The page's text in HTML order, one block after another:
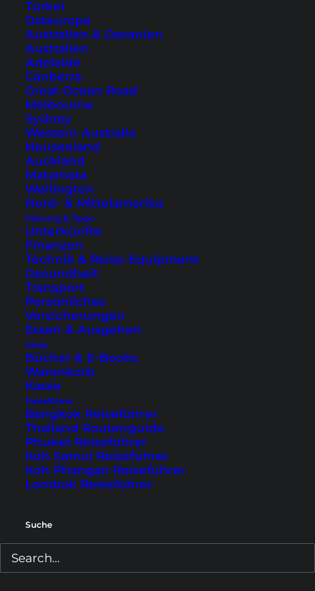
Türkei
Osteuropa
Australien & Ozeanien
Australien
Adelaide
Canberra
Great Ocean Road
Melbourne
Sydney
Western Australia
Neuseeland
Auckland
Matamata
Wellington
Nord- & Mittelamerika
Planung & Tipps
Unterkünfte
Finanzen
Technik & Reise-Equipment
Gesundheit
Transport
Persönliches
Versicherungen
Essen & Ausgehen
Shop
Bücher & E-Books
Warenkorb
Kasse
Reiseführer
Bangkok Reiseführer
Thailand Routenguide
Phuket Reiseführer
Koh Samui Reiseführer
Koh Phangan Reiseführer
Lombok Reiseführer
Suche
Das ibis Phuket Patong –
eine Ruheoase am Patong
Beach
Review des ibis Phuket Hotels am Patong
Beach. Dort geht es etwas ruhiger und
entspannter zu. Lies hier unsere Erfahrungen.
Der Koh Samet Guide – alle
Infos über Anreise, Strände,
Hotels